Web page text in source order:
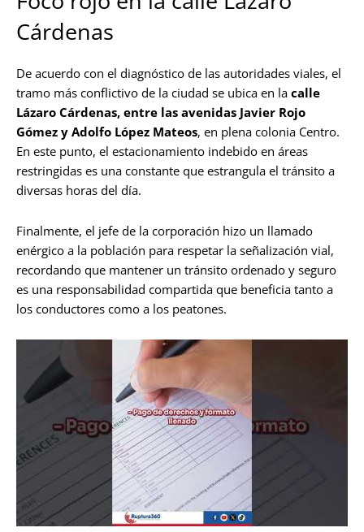
Cárdenas
De acuerdo con el diagnóstico de las autoridades viales, el
tramo más conflictivo de la ciudad se ubica en la calle
Lázaro Cárdenas, entre las avenidas Javier Rojo
Gómez y Adolfo López Mateos, en plena colonia Centro.
En este punto, el estacionamiento indebido en áreas
restringidas es una constante que estrangula el tránsito a
diversas horas del día.
Finalmente, el jefe de la corporación hizo un llamado
enérgico a la población para respetar la señalización vial,
recordando que mantener un tránsito ordenado y seguro
es una responsabilidad compartida que beneficia tanto a
los conductores como a los peatones.